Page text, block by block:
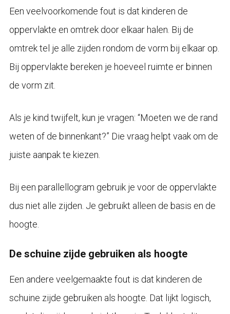
Een veelvoorkomende fout is dat kinderen de
oppervlakte en omtrek door elkaar halen. Bij de
omtrek tel je alle zijden rondom de vorm bij elkaar op.
Bij oppervlakte bereken je hoeveel ruimte er binnen
de vorm zit.
Als je kind twijfelt, kun je vragen: “Moeten we de rand
weten of de binnenkant?” Die vraag helpt vaak om de
juiste aanpak te kiezen.
Bij een parallellogram gebruik je voor de oppervlakte
dus niet alle zijden. Je gebruikt alleen de basis en de
hoogte.
De schuine zijde gebruiken als hoogte
Een andere veelgemaakte fout is dat kinderen de
schuine zijde gebruiken als hoogte. Dat lijkt logisch,